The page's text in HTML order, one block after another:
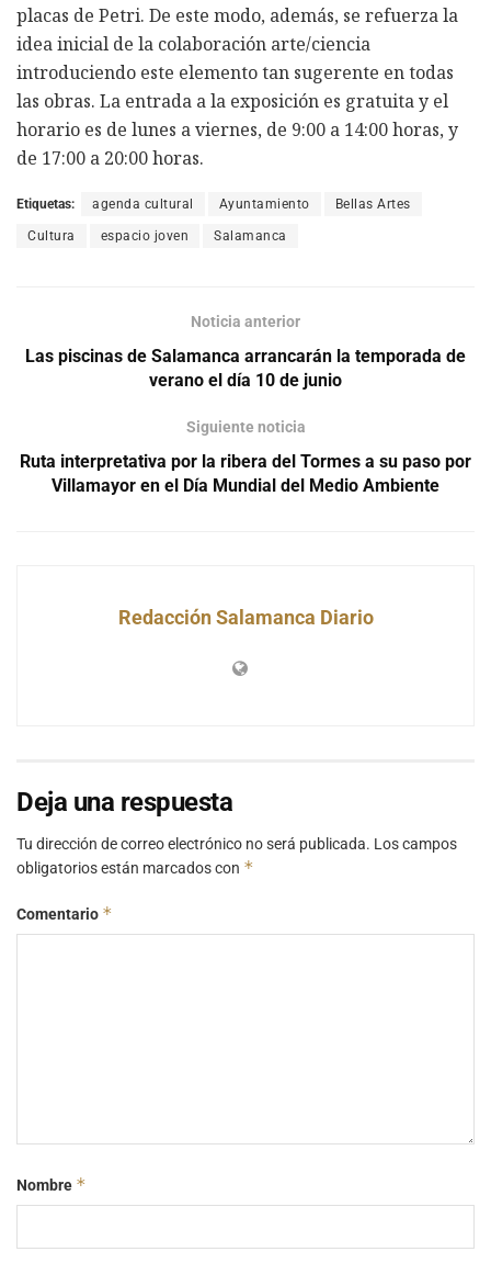
placas de Petri. De este modo, además, se refuerza la
idea inicial de la colaboración arte/ciencia
introduciendo este elemento tan sugerente en todas
las obras. La entrada a la exposición es gratuita y el
horario es de lunes a viernes, de 9:00 a 14:00 horas, y
de 17:00 a 20:00 horas.
Etiquetas: agenda cultural Ayuntamiento Bellas Artes
Cultura espacio joven Salamanca
Noticia anterior
Las piscinas de Salamanca arrancarán la temporada de
verano el día 10 de junio
Siguiente noticia
Ruta interpretativa por la ribera del Tormes a su paso por
Villamayor en el Día Mundial del Medio Ambiente
Redacción Salamanca Diario
Deja una respuesta
Tu dirección de correo electrónico no será publicada. Los campos
obligatorios están marcados con *
Comentario *
Nombre *